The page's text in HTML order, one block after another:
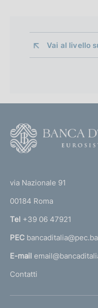
Vai al livello
r
n
a
l
'
via Nazionale 91
00184 Roma
Tel +39 06 47921
PEC
E-mail
Contatti